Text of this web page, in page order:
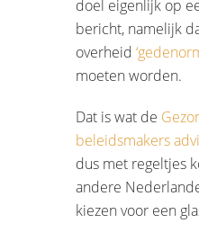
doel eigenlijk op
bericht, namelijk
overheid
moeten worden.
Dat is wat de
beleidsmakers
dus met regeltjes
andere
kiezen voor een